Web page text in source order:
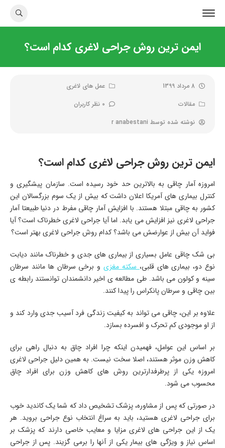
ایمن ترین روش جراحی لاغری کدام است؟
8 مرداد 1399
عمل های لاغری
مقالات
0 نظر کاربران
نوشته شده توسط r anabestani
ایمن ترین روش جراحی لاغری کدام است؟
امروزه آمار چاقی به بالاترین حد خود رسیده است. سازمان پیشگیری و
کنترل بیماری های آمریکا اعلان داشت که بیش از یک سوم بزرگسالان این
کشور به چاقی مبتلا هستند. با افزایش آمار چاقی مفرط در دنیا طبیعتا آمار
جراحی لاغری نیز افزایش می یابد. اما آیا جراحی لاغری خطرناک است؟ آیا
فواید آن بیش از عوارضش می باشد؟ کدام روش جراحی لاغری بهتر است؟
بی شک چاقی عامل بسیاری از بیماری های جدی و خطرناک مانند دیابت
نوع دو، بیماری های قلبی،سکته مغزی و برخی سرطان ها مانند سرطان
سینه و کولون می باشد. طی مطالعه ی اخیر دانشمندان توانستند رابطه ی
بین چاقی و سرطان پانکراس را پیدا کنند.
علاوه بر این، چاقی می تواند به کیفیت زندگی فرد آسیب جدی وارد کند و
از او موجودی کم تحرک و افسرده بسازد.
بر اساس این عوامل، فهمیدن اینکه چرا افراد چاق به دنبال راهی برای
کاهش وزن موثر هستند، اصلا سخت نیست. به همین دلیل جراحی لاغری
امروزه یکی از پرطرفدارترین روش های کاهش وزن برای افراد چاق
محسوب می شود.
در صورتی که پس از مشاوره، پزشک تشخیص داد که شما یک کاندید خوب
برای جراحی لاغری هستید، باید به سراغ انتخاب نوع جراحی بروید. هر
یک از این جراحی های لاغری مزایا و معایب خاصی دارند که پزشک بر
اساس نیاز و ویژگی های بیمار یکی از آنها را برمی گزیند. پس از جراحی